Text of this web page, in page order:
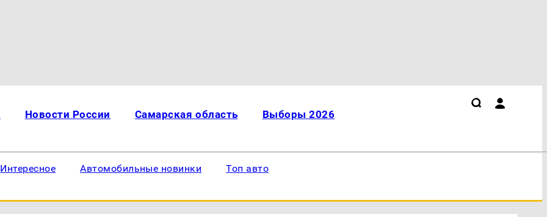
Новости России Самарская область Выборы 2026
Интересное Автомобильные новинки Топ авто